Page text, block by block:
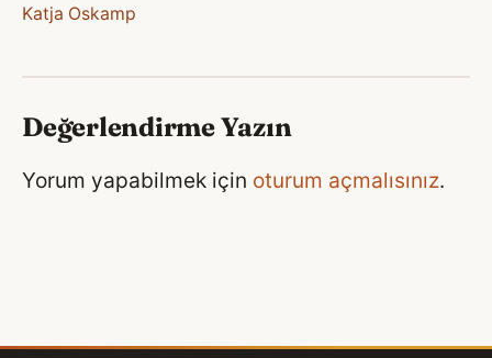
Katja Oskamp
Değerlendirme Yazın
Yorum yapabilmek için oturum açmalısınız.